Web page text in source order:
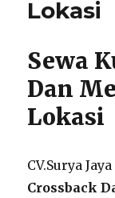
Lokasi
Sewa
Dan
Lokasi
CV.Surya
Crossback